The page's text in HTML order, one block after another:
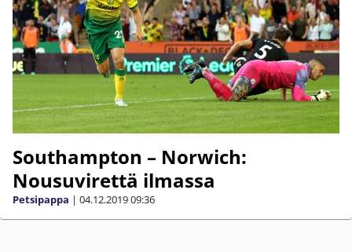
Southampton – Norwich:
Nousuvirettä ilmassa
Petsipappa | 04.12.201909:36